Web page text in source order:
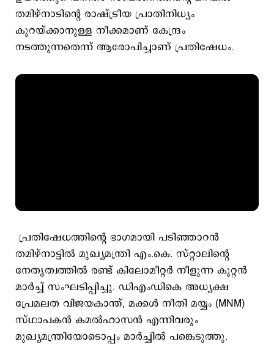
തമിഴ്‌നാടിന്റെ രാഷ്ട്രീയ പ്രാതിനിധ്യം
കുറയ്ക്കാനുള്ള നീക്കമാണ് കേന്ദ്രം
നടത്തുന്നതെന്ന് ആരോപിച്ചാണ് പ്രതിഷേധം.
പ്രതിഷേധത്തിന്റെ ഭാഗമായി പടിഞ്ഞാറൻ
തമിഴ്‌നാട്ടിൽ മുഖ്യമന്ത്രി എം.കെ. സ്റ്റാലിന്റെ
നേതൃത്വത്തിൽ രണ്ട് കിലോമീറ്റർ നീളുന്ന കൂറ്റൻ
മാർച്ച് സംഘടിപ്പിച്ചു. ഡിഎംഡികെ അധ്യക്ഷ
പ്രേമലത വിജയകാന്ത്, മക്കൾ നീതി മയ്യം (MNM)
സ്ഥാപകൻ കമൽഹാസൻ എന്നിവരും
മുഖ്യമന്ത്രിയോടൊപ്പം മാർച്ചിൽ പങ്കെടുത്തു.